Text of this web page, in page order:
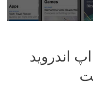
اندروید